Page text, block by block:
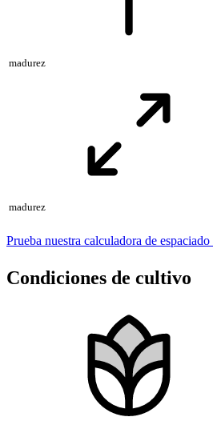
madurez
madurez
Prueba nuestra calculadora de
Condiciones de cultivo